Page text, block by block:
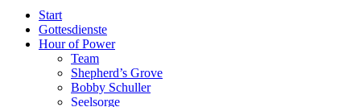
Start
Gottesdienste
Hour of Power
Team
Shepherd’s Grove
Bobby Schuller
Seelsorge